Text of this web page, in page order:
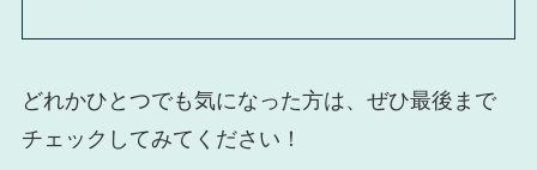
どれかひとつでも気になった方は、ぜひ最後まで
チェックしてみてください！